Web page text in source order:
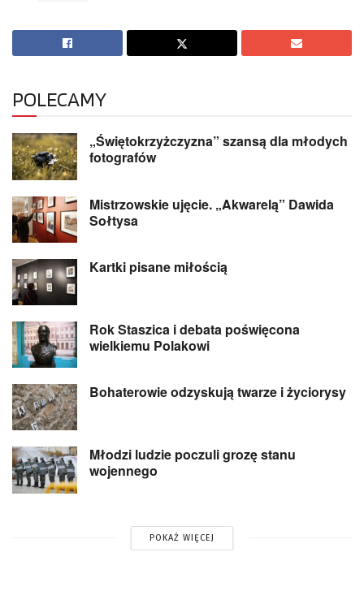
POLECAMY
„Świętokrzyżczyzna” szansą dla młodych
fotografów
Mistrzowskie ujęcie. „Akwarelą” Dawida
Sołtysa
Kartki pisane miłością
Rok Staszica i debata poświęcona
wielkiemu Polakowi
Bohaterowie odzyskują twarze i życiorysy
Młodzi ludzie poczuli grozę stanu
wojennego
POKAŻ WIĘCEJ